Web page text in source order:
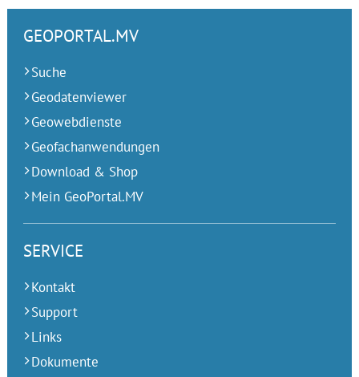
GEOPORTAL.MV
Suche
Geodatenviewer
Geowebdienste
Geofachanwendungen
Download & Shop
Mein GeoPortal.MV
SERVICE
Kontakt
Support
Links
Dokumente